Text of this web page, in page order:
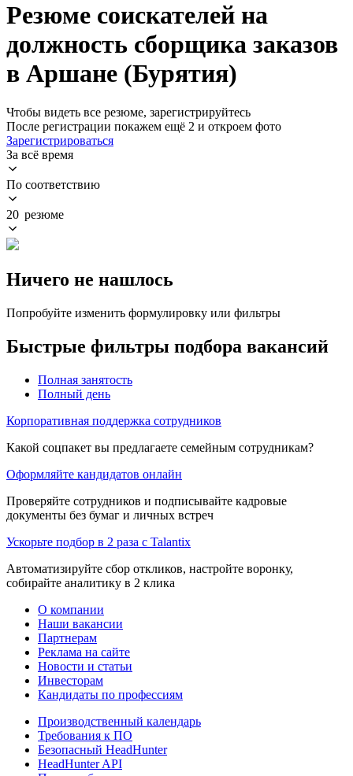
Резюме соискателей на
должность сборщика заказов
в Аршане (Бурятия)
Чтобы видеть все резюме, зарегистрируйтесь
После регистрации покажем ещё 2 и откроем фото
Зарегистрироваться
За всё время
По соответствию
20 резюме
Ничего не нашлось
Попробуйте изменить формулировку или фильтры
Быстрые фильтры подбора вакансий
Полная занятость
Полный день
Корпоративная поддержка сотрудников
Какой соцпакет вы предлагаете семейным сотрудникам?
Оформляйте кандидатов онлайн
Проверяйте сотрудников и подписывайте кадровые
документы без бумаг и личных встреч
Ускорьте подбор в 2 раза с Talantix
Автоматизируйте сбор откликов, настройте воронку,
собирайте аналитику в 2 клика
О компании
Наши вакансии
Партнерам
Реклама на сайте
Новости и статьи
Инвесторам
Кандидаты по профессиям
Производственный календарь
Требования к ПО
Безопасный HeadHunter
HeadHunter API